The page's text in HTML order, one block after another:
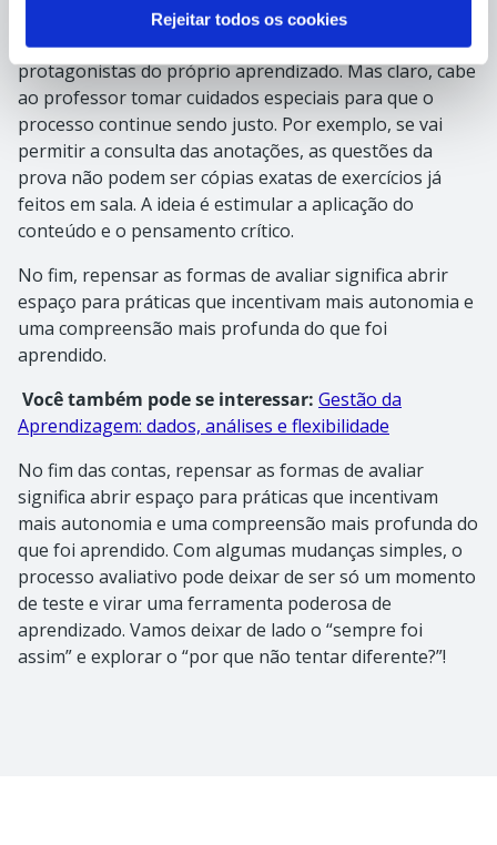
Rejeitar todos os cookies
avaliação não se limitem à memorização pura e
simples. É sobre dar aos alunos a chance de serem
protagonistas do próprio aprendizado. Mas claro, cabe
ao professor tomar cuidados especiais para que o
processo continue sendo justo. Por exemplo, se vai
permitir a consulta das anotações, as questões da
prova não podem ser cópias exatas de exercícios já
feitos em sala. A ideia é estimular a aplicação do
conteúdo e o pensamento crítico.
No fim, repensar as formas de avaliar significa abrir
espaço para práticas que incentivam mais autonomia e
uma compreensão mais profunda do que foi
aprendido.
Você também pode se interessar: Gestão da
Aprendizagem: dados, análises e flexibilidade
No fim das contas, repensar as formas de avaliar
significa abrir espaço para práticas que incentivam
mais autonomia e uma compreensão mais profunda do
que foi aprendido. Com algumas mudanças simples, o
processo avaliativo pode deixar de ser só um momento
de teste e virar uma ferramenta poderosa de
aprendizado. Vamos deixar de lado o “sempre foi
assim” e explorar o “por que não tentar diferente?”!